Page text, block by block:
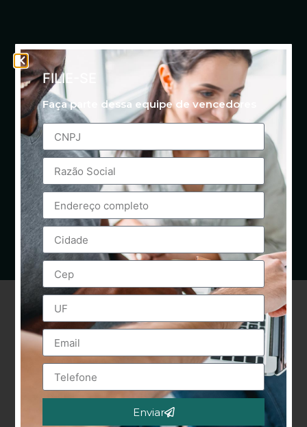
FILIE-SE
Faça parte dessa equipe de vencedores
Enviar